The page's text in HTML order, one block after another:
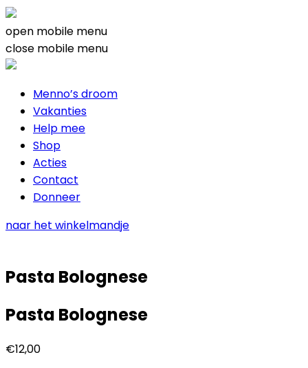
open mobile menu
close mobile menu
Menno’s droom
Vakanties
Help mee
Shop
Acties
Contact
Donneer
naar het winkelmandje
Pasta Bolognese
Pasta Bolognese
€12,00